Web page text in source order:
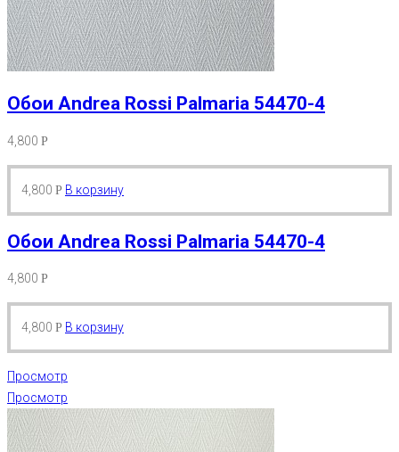
Обои Andrea Rossi Palmaria 54470-4
4,800 Р
4,800 Р В корзину
Обои Andrea Rossi Palmaria 54470-4
4,800 Р
4,800 Р В корзину
Просмотр
Просмотр